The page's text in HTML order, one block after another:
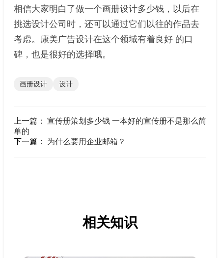
相信大家明白了做一个画册设计多少钱，以后在
挑选设计公司时，还可以通过它们以往的作品去
考虑。康美广告设计在这个领域有着良好 的口
碑，也是很好的选择哦。
画册设计 设计
上一篇： 宣传册策划多少钱 一本好的宣传册不是那么简
单的
下一篇： 为什么要用企业邮箱？
相关知识